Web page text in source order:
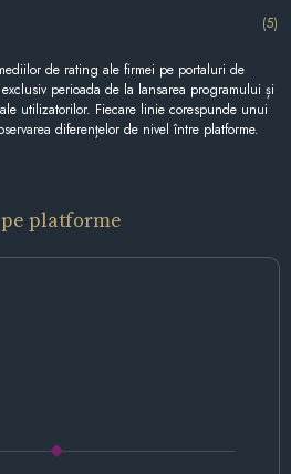
(5)
de rating ale firmei pe portaluri de
perioada de la lansarea programului și
utilizatorilor. Fiecare linie corespunde unui
diferențelor de nivel între platforme.
pe platforme